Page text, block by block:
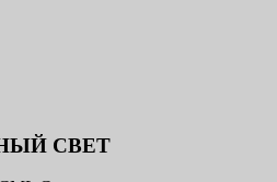
СВЕТ